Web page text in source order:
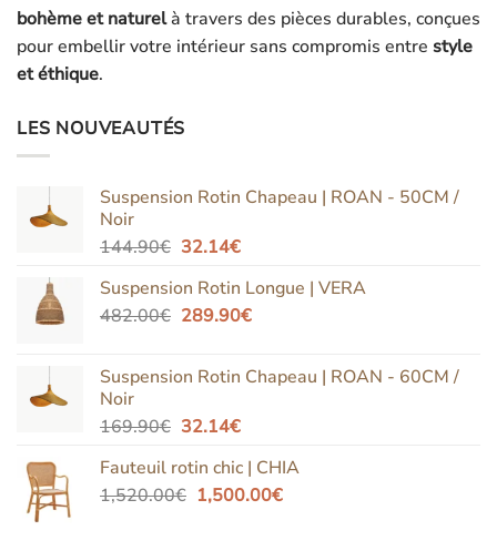
bohème et naturelà travers des pièces durables, conçues
pour embellir votre intérieur sans compromis entre style
et éthique.
LES NOUVEAUTÉS
Suspension Rotin Chapeau | ROAN - 50CM /
Noir
144.90€ Le
initial
était :
32.14€Le
actuel
est :
Suspension Rotin Longue | VERA
482.00€ Le
était :
289.90€Le
est :
Suspension Rotin Chapeau | ROAN - 60CM /
Noir
169.90€ Le
initial
était :
32.14€Le
actuel
est :
Fauteuil rotin chic | CHIA
1,520.00€ Le
1,500.00€Le